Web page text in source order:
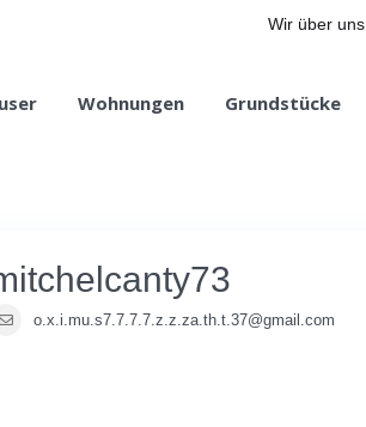
Wir über uns
Wohnungen Grundstücke
o.x.i.mu.s7.7.7.7.z.z.za.th.t.37@gmail.com